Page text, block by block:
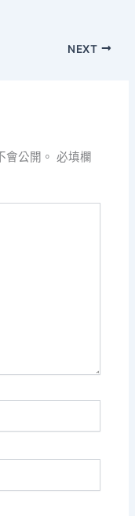
NEXT
公開。 必填欄